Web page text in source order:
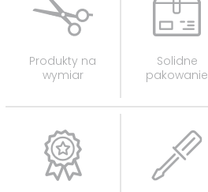
Produkty na
wymiar
Solidne
pakowanie